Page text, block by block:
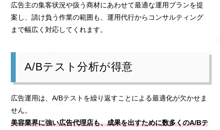
広告主の集客状況や扱う商材にあわせて最適な運用プランを提
案し、請け負う作業の範囲も、運用代行からコンサルティング
まで幅広く対応してくれます。
A/Bテスト分析が得意
広告運用は、A/Bテストを繰り返すことによる最適化が欠かせま
せん。
美容業界に強い広告代理店も、成果を出すために数多くのA/Bテ